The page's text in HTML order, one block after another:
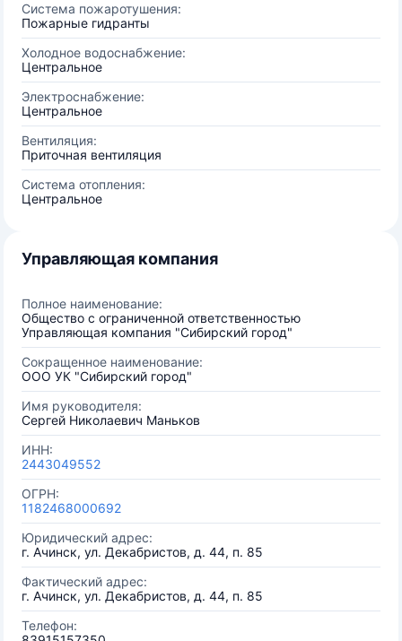
Система пожаротушения:
Пожарные гидранты
Холодное водоснабжение:
Центральное
Электроснабжение:
Центральное
Вентиляция:
Приточная вентиляция
Система отопления:
Центральное
Управляющая компания
Полное наименование:
Общество с ограниченной ответственностью
Управляющая компания "Сибирский город"
Сокращенное наименование:
ООО УК "Сибирский город"
Имя руководителя:
Сергей Николаевич Маньков
ИНН:
2443049552
ОГРН:
1182468000692
Юридический адрес:
г. Ачинск, ул. Декабристов, д. 44, п. 85
Фактический адрес:
г. Ачинск, ул. Декабристов, д. 44, п. 85
Телефон: